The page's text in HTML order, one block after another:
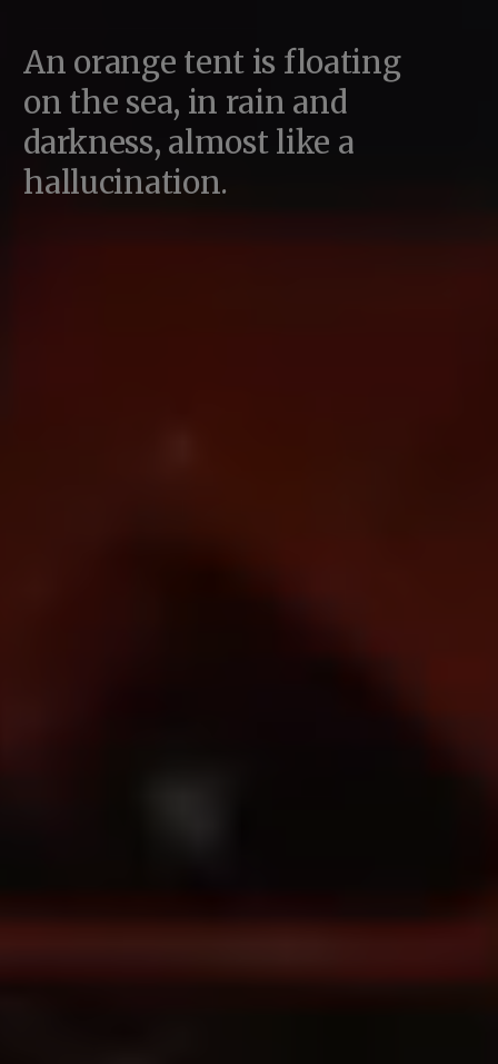
An orange tent is floating
on the sea, in rain and
darkness, almost like a
hallucination.